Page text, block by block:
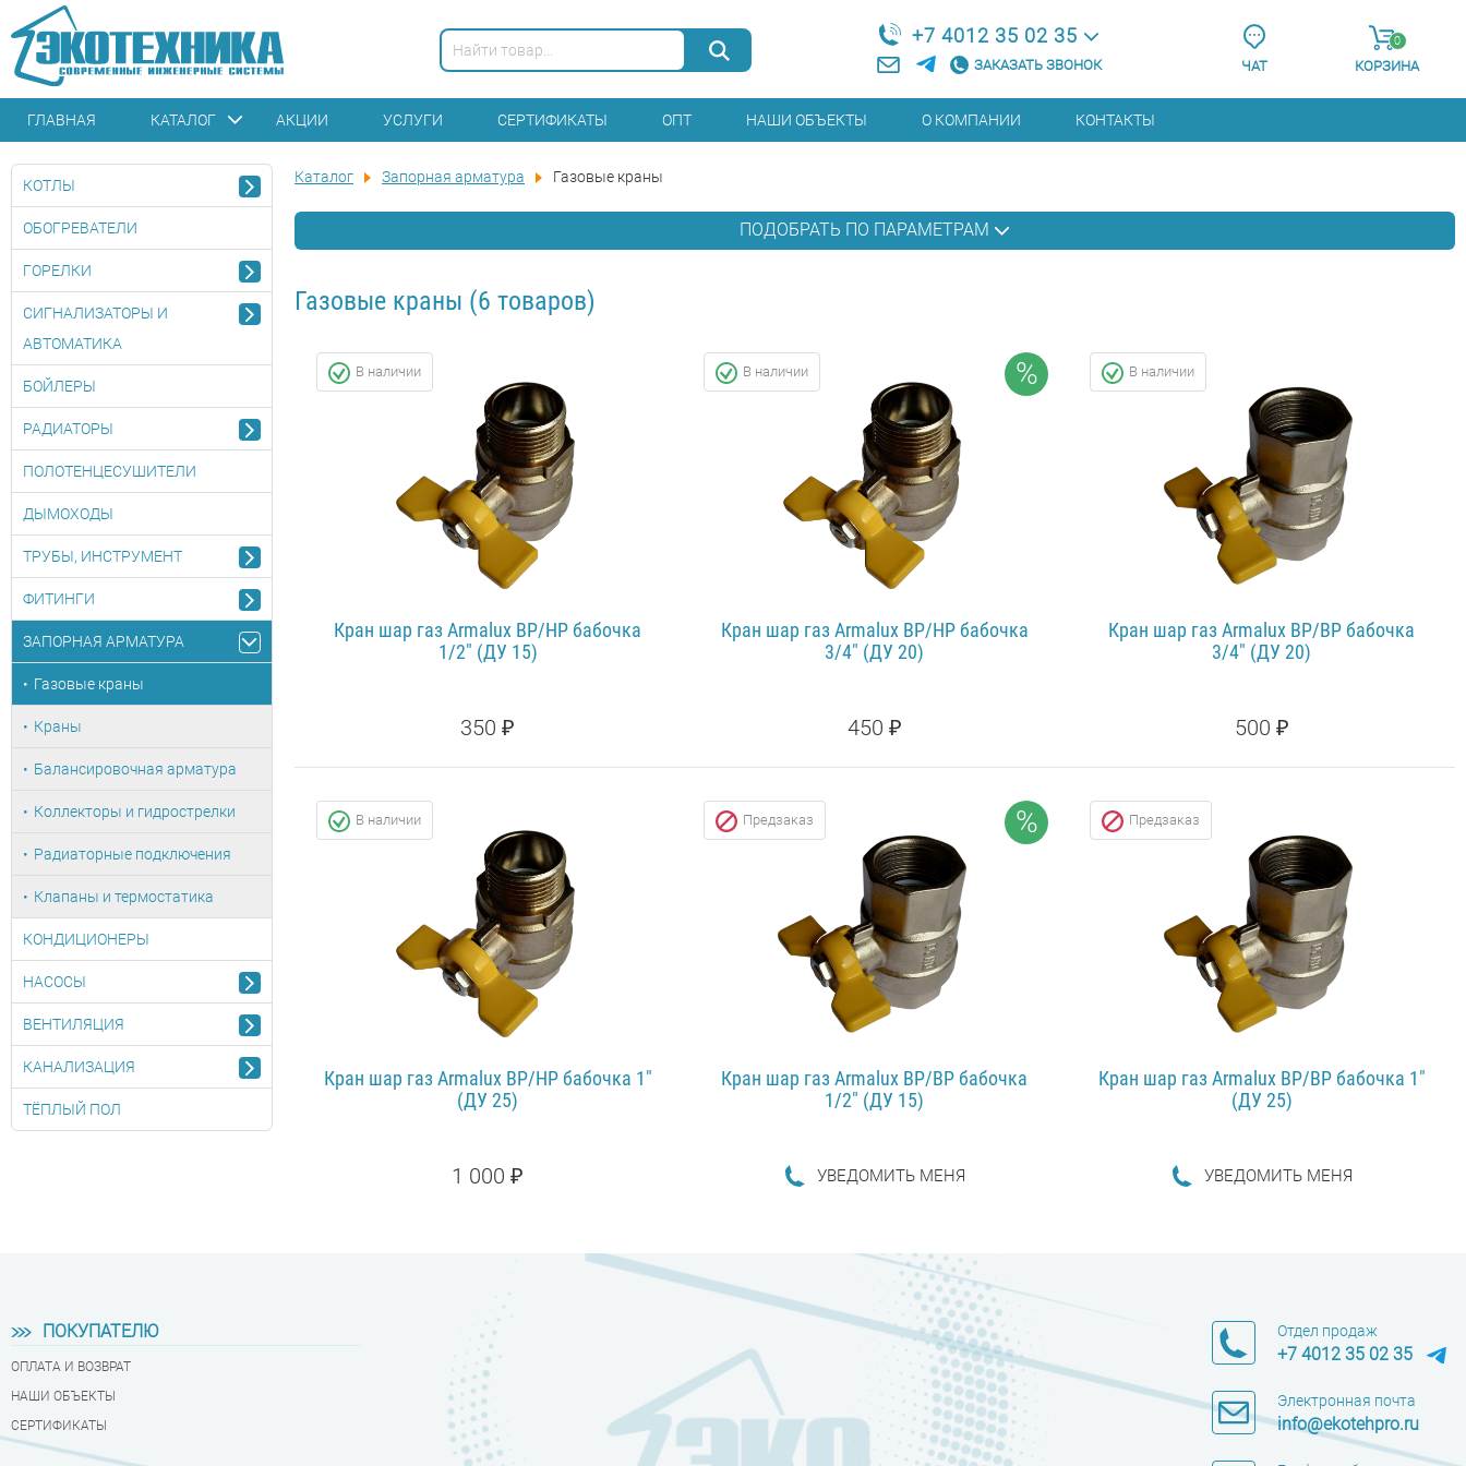
+7 4012 35 02 35
ЗАКАЗАТЬ ЗВОНОК ЧАТ
0
КОРЗИНА
ГЛАВНАЯ КАТАЛОГ АКЦИИ УСЛУГИ СЕРТИФИКАТЫ ОПТ НАШИ ОБЪЕКТЫ О КОМПАНИИ КОНТАКТЫ
Каталог Запорная арматура Газовые краны
ПОДОБРАТЬ ПО ПАРАМЕТРАМ
Газовые краны (6 товаров)
В наличии
Кран шар газ Armalux ВР/НР бабочка
1/2" (ДУ 15)
350 ₽
%
В наличии
Кран шар газ Armalux ВР/НР бабочка
3/4" (ДУ 20)
450 ₽
ПОДРОБНЕЕ...
В наличии
Кран шар газ Armalux ВР/ВР бабочка
3/4" (ДУ 20)
500 ₽
В наличии
Кран шар газ Armalux ВР/НР бабочка 1"
(ДУ 25)
1 000 ₽
%
Предзаказ
Кран шар газ Armalux ВР/ВР бабочка
1/2" (ДУ 15)
УВЕДОМИТЬ МЕНЯ
Предзаказ
Кран шар газ Armalux ВР/ВР бабочка 1"
(ДУ 25)
УВЕДОМИТЬ МЕНЯ
КОТЛЫ
ОБОГРЕВАТЕЛИ
ГОРЕЛКИ
СИГНАЛИЗАТОРЫ И
АВТОМАТИКА
БОЙЛЕРЫ
РАДИАТОРЫ
ПОЛОТЕНЦЕСУШИТЕЛИ
ДЫМОХОДЫ
ТРУБЫ, ИНСТРУМЕНТ
ФИТИНГИ
ЗАПОРНАЯ АРМАТУРА
Газовые краны
Краны
Балансировочная арматура
Коллекторы и гидрострелки
Радиаторные подключения
Клапаны и термостатика
КОНДИЦИОНЕРЫ
НАСОСЫ
ВЕНТИЛЯЦИЯ
КАНАЛИЗАЦИЯ
ТЁПЛЫЙ ПОЛ
ПОКУПАТЕЛЮ
ОПЛАТА И ВОЗВРАТ
НАШИ ОБЪЕКТЫ
СЕРТИФИКАТЫ
Отдел продаж
+7 4012 35 02 35
Электронная почта
info@ekotehpro.ru